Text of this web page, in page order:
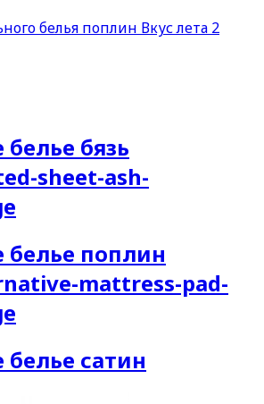
белья поплин Вкус лета 2
бязь
белье поплин
белье сатин